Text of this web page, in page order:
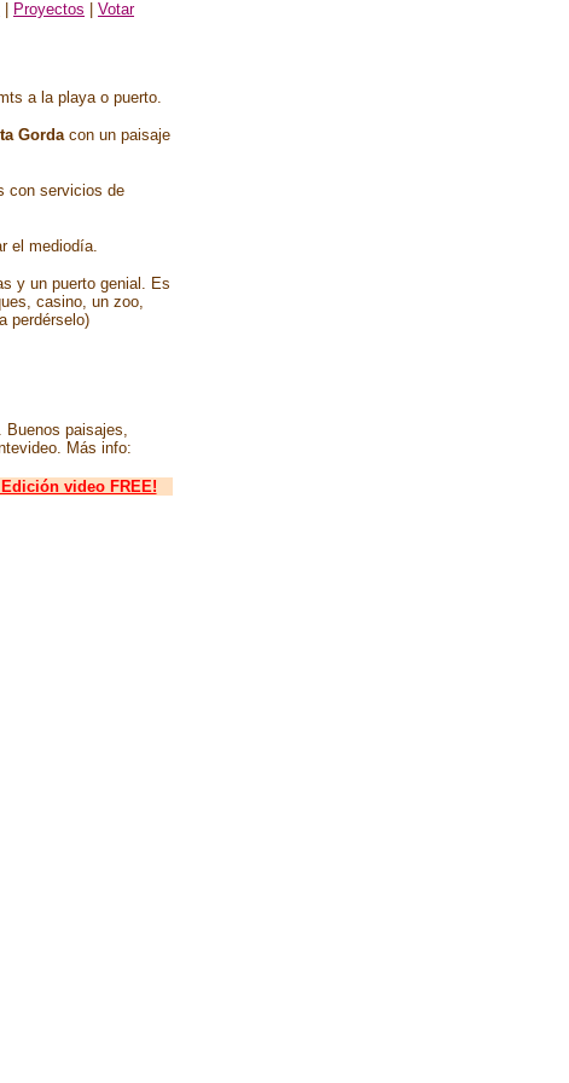
Proyectos Votar
a la playa o puerto.
Gordacon un paisaje
con servicios de
el mediodía.
y un puerto genial. Es
casino, un zoo,
perdérselo)
Buenos paisajes,
Más info:
video FREE!